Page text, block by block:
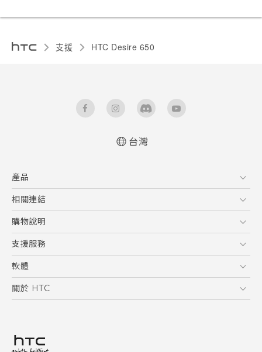
支援 HTC Desire 650‎
台灣
產品
5G
智慧型手機
配件
相關連結
HTC Research
購物說明
購物須知
訂單管理
付款方式
支援服務
到府收送維修服務
服務中心資訊
客戶服務佈告欄
軟體
應用程式
HTC Sync Manager
關於 HTC
投資人